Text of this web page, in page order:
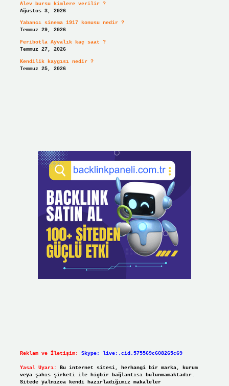
Alev bursu kimlere verilir ?
Ağustos 3, 2026
Yabancı sinema 1917 konusu nedir ?
Temmuz 29, 2026
Feribotla Ayvalık kaç saat ?
Temmuz 27, 2026
Kendilik kaygısı nedir ?
Temmuz 25, 2026
Reklam ve İletişim: Skype: live:.cid.575569c608265c69
Yasal Uyarı:
Bu internet sitesi, herhangi bir marka, kurum
veya şahıs şirketi ile hiçbir bağlantısı bulunmamaktadır.
Sitede yalnızca kendi hazırladığımız makaleler